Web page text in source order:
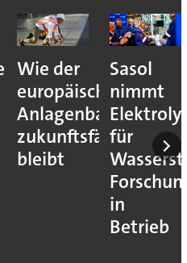
Wie der
europäische
Anlagenbau
zukunftsfähig
bleibt
Sasol
nimmt
für
in
Betrieb